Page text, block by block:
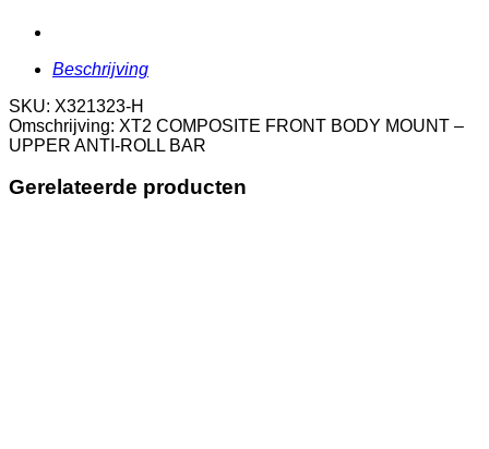
ANTI-
BARBeschrijving
SKU: X321323-H
Omschrijving: XT2 COMPOSITE FRONT BODY MOUNT –
UPPER ANTI-ROLL BAR
Gerelateerde producten